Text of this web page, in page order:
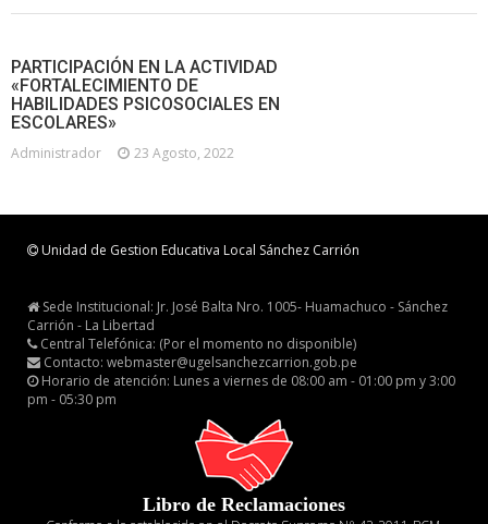
PARTICIPACIÓN EN LA ACTIVIDAD
«FORTALECIMIENTO DE
HABILIDADES PSICOSOCIALES EN
ESCOLARES»
Administrador 23 Agosto, 2022
Unidad de Gestion Educativa Local Sánchez Carrión
Sede Institucional: Jr. José Balta Nro. 1005- Huamachuco - Sánchez
Carrión - La Libertad
Central Telefónica: (Por el momento no disponible)
Contacto: webmaster@ugelsanchezcarrion.gob.pe
Horario de atención: Lunes a viernes de 08:00 am - 01:00 pm y 3:00
pm - 05:30 pm
Libro de Reclamaciones